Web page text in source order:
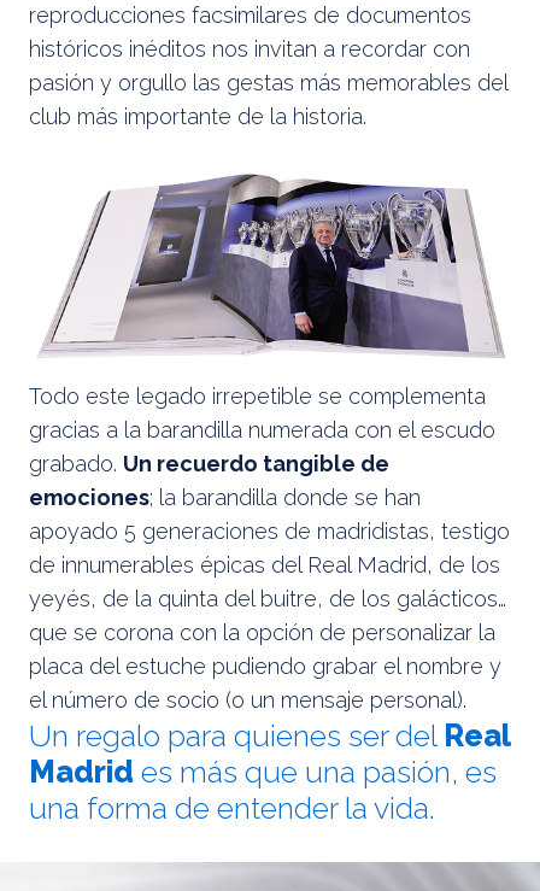
reproducciones facsimilares de documentos
históricos inéditos nos invitan a recordar con
pasión y orgullo las gestas más memorables del
club más importante de la historia.
Todo este legado irrepetible se complementa
gracias a la barandilla numerada con el escudo
grabado. Un recuerdo tangible de
emociones; la barandilla donde se han
apoyado 5 generaciones de madridistas, testigo
de innumerables épicas del Real Madrid, de los
yeyés, de la quinta del buitre, de los galácticos…
que se corona con la opción de personalizar la
placa del estuche pudiendo grabar el nombre y
el número de socio (o un mensaje personal).
Un regalo para quienes ser del Real
Madrid es más que una pasión, es
una forma de entender la vida.